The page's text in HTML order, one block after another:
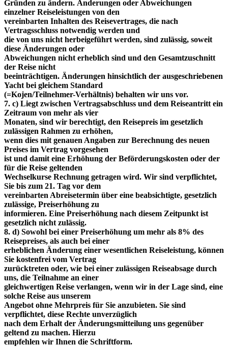
Gründen zu ändern. Änderungen oder Abweichungen
einzelner Reiseleistungen von den
vereinbarten Inhalten des Reisevertrages, die nach
Vertragsschluss notwendig werden und
die von uns nicht herbeigeführt werden, sind zulässig, soweit
diese Änderungen oder
Abweichungen nicht erheblich sind und den Gesamtzuschnitt
der Reise nicht
beeinträchtigen. Änderungen hinsichtlich der ausgeschriebenen
Yacht bei gleichem Standard
(=Kojen/Teilnehmer-Verhältnis) behalten wir uns vor.
7. c) Liegt zwischen Vertragsabschluss und dem Reiseantritt ein
Zeitraum von mehr als vier
Monaten, sind wir berechtigt, den Reisepreis im gesetzlich
zulässigen Rahmen zu erhöhen,
wenn dies mit genauen Angaben zur Berechnung des neuen
Preises im Vertrag vorgesehen
ist und damit eine Erhöhung der Beförderungskosten oder der
für die Reise geltenden
Wechselkurse Rechnung getragen wird. Wir sind verpflichtet,
Sie bis zum 21. Tag vor dem
vereinbarten Abreisetermin über eine beabsichtigte, gesetzlich
zulässige, Preiserhöhung zu
informieren. Eine Preiserhöhung nach diesem Zeitpunkt ist
gesetzlich nicht zulässig.
8. d) Sowohl bei einer Preiserhöhung um mehr als 8% des
Reisepreises, als auch bei einer
erheblichen Änderung einer wesentlichen Reiseleistung, können
Sie kostenfrei vom Vertrag
zurücktreten oder, wie bei einer zulässigen Reiseabsage durch
uns, die Teilnahme an einer
gleichwertigen Reise verlangen, wenn wir in der Lage sind, eine
solche Reise aus unserem
Angebot ohne Mehrpreis für Sie anzubieten. Sie sind
verpflichtet, diese Rechte unverzüglich
nach dem Erhalt der Änderungsmitteilung uns gegenüber
geltend zu machen. Hierzu
empfehlen wir Ihnen die Schriftform.